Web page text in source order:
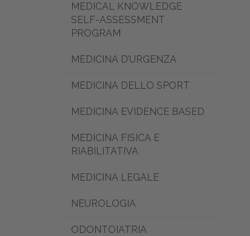
MEDICAL KNOWLEDGE
SELF-ASSESSMENT
PROGRAM
MEDICINA D’URGENZA
MEDICINA DELLO SPORT
MEDICINA EVIDENCE BASED
MEDICINA FISICA E
RIABILITATIVA
MEDICINA LEGALE
NEUROLOGIA
ODONTOIATRIA